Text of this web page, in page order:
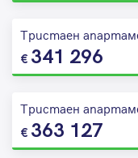
Тристаен
341 296
Тристаен
363 127